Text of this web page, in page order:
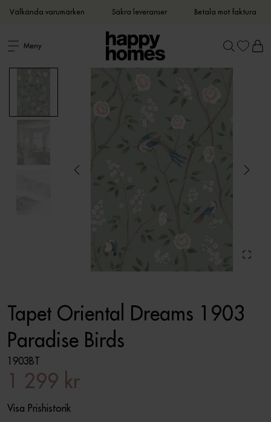
Välkända varumärken Säkra leveranser Betala mot faktura
Meny
Tapet Oriental Dreams 1903
Paradise Birds
1903BT
1 299 kr
Visa Prishistorik